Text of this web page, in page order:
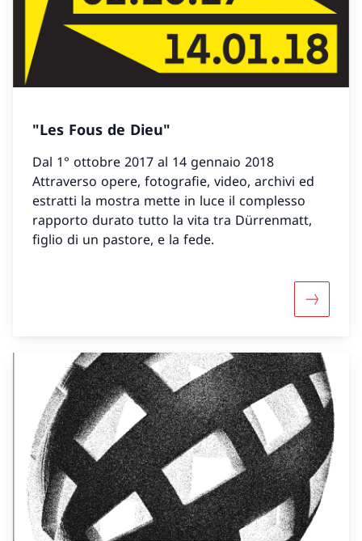
"Les Fous de Dieu"
Dal 1° ottobre 2017 al 14 gennaio 2018
Attraverso opere, fotografie, video, archivi ed
estratti la mostra mette in luce il complesso
rapporto durato tutto la vita tra Dürrenmatt,
figlio di un pastore, e la fede.